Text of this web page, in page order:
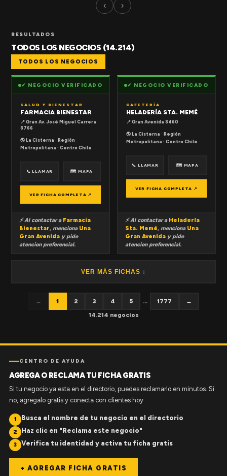
‹ ›
RESULTADOS
TODOS LOS NEGOCIOS (14.214)
TODOS LOS NEGOCIOS
✔ NEGOCIO VERIFICADO
SALUD Y BIENESTAR
FARMACIA BIENESTAR
📍 Gran Av. José Miguel Carrera
8766
🌎 La Cisterna · Región
Metropolitana · Centro Chile
📞 LLAMAR 🗺 MAPA
VER FICHA COMPLETA ↗
⚡ Al contactar a Farmacia
Bienestar, menciona Una
Gran Avenida y pide
atencion preferencial.
✔ NEGOCIO VERIFICADO
CAFETERÍA
HELADERÍA STA. MEMÉ
📍 Gran Avenida 8460
🌎 La Cisterna · Región
Metropolitana · Centro Chile
📞 LLAMAR 🗺 MAPA
VER FICHA COMPLETA ↗
⚡ Al contactar a Heladería
Sta. Memé, menciona Una
Gran Avenida y pide
atencion preferencial.
VER MÁS FICHAS ↓
← 1 2 3 4 5 ... 1777
→
14.214 negocios
CENTRO DE AYUDA
AGREGA O RECLAMA TU FICHA GRATIS
Si tu negocio ya esta en el directorio, puedes reclamarlo en minutos. Si
no, agregalo gratis y conecta con clientes hoy.
1 Busca el nombre de tu negocio en el directorio
2 Haz clic en "Reclama este negocio"
3 Verifica tu identidad y activa tu ficha gratis
+ AGREGAR FICHA GRATIS